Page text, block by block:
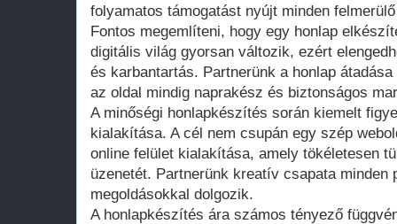
folyamatos támogatást nyújt minden
Fontos megemlíteni, hogy egy honlap
digitális világ gyorsan változik, ezért
és karbantartás. Partnerünk a honlap
az oldal mindig naprakész és biztonságos
A minőségi honlapkészítés során kiemelt
kialakítása. A cél nem csupán egy szép
online felület kialakítása, amely tökéletesen
üzenetét. Partnerünk kreatív csapata minden
megoldásokkal dolgozik.
A honlapkészítés ára számos tényező